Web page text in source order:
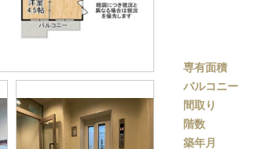
専有面積
バルコニー
間取り
階数
築年月